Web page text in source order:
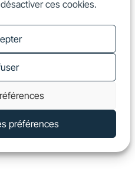
ces cookies.
préférences